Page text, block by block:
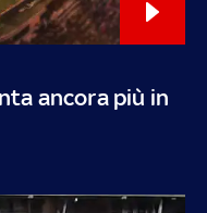
ancora più in